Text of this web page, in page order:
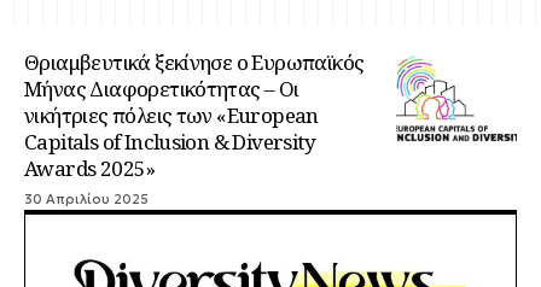
Θριαμβευτικά ξεκίνησε ο Ευρωπαϊκός
Μήνας Διαφορετικότητας – Οι
νικήτριες πόλεις των «European
Capitals of Inclusion & Diversity
Awards 2025»
30 Απριλίου 2025